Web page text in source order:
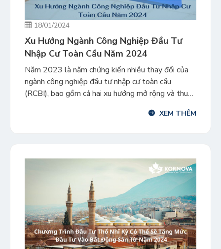
18/01/2024
Xu Hướng Ngành Công Nghiệp Đầu Tư
Nhập Cư Toàn Cầu Năm 2024
Năm 2023 là năm chứng kiến nhiều thay đổi của
ngành công nghiệp đầu tư nhập cư toàn cầu
(RCBI), bao gồm cả hai xu hướng mở rộng và thu
ngành RCBI sẽ như thế nào? Những căng thẳng
XEM THÊM